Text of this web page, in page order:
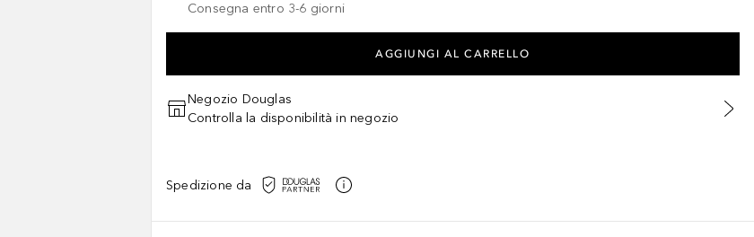
Consegna entro 3-6 giorni
AGGIUNGI AL CARRELLO
Negozio Douglas
Controlla la disponibilità in negozio
Spedizione da